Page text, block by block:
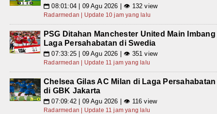
📅 08:01:04 | 09 Agu 2026 | 👁 132 view
Radarmedan | Update 10 jam yang lalu
PSG Ditahan Manchester United Main Imbang
Laga Persahabatan di Swedia
📅 07:33:25 | 09 Agu 2026 | 👁 351 view
Radarmedan | Update 11 jam yang lalu
Chelsea Gilas AC Milan di Laga Persahabatan
di GBK Jakarta
📅 07:09:42 | 09 Agu 2026 | 👁 116 view
Radarmedan | Update 11 jam yang lalu